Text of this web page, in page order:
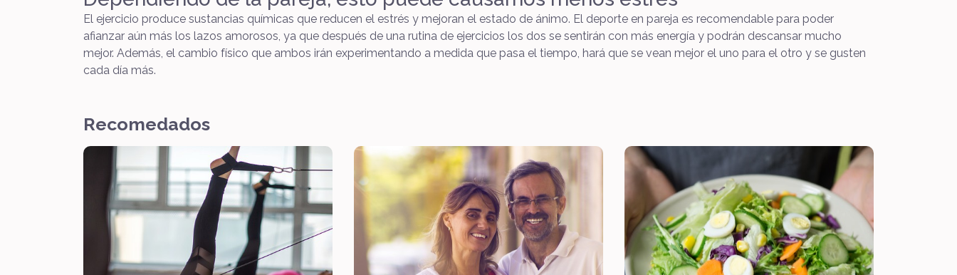
El ejercicio produce sustancias químicas que reducen el estrés y mejoran el estado de ánimo. El deporte en pareja es recomendable para poder
afianzar aún más los lazos amorosos, ya que después de una rutina de ejercicios los dos se sentirán con más energía y podrán descansar mucho
mejor. Además, el cambio físico que ambos irán experimentando a medida que pasa el tiempo, hará que se vean mejor el uno para el otro y se gusten
cada día más.
Recomedados